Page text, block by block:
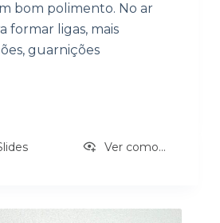
bom polimento. No ar
formar ligas, mais
guarnições
Ver como...